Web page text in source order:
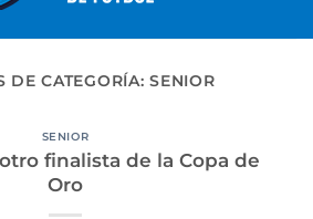
DE CATEGORÍA:SENIOR
SENIOR
finalista de la Copa de
Oro